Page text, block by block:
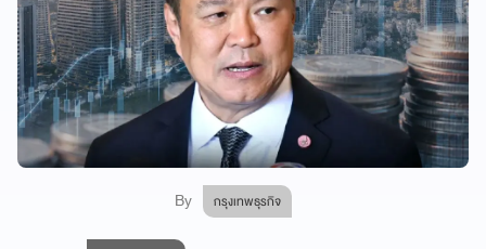
By กรุงเทพธุรกิจ